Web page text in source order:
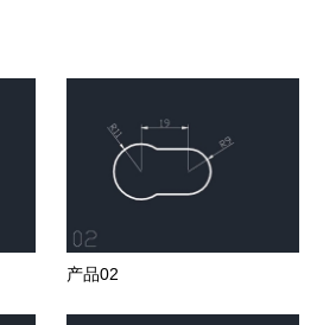
产品02